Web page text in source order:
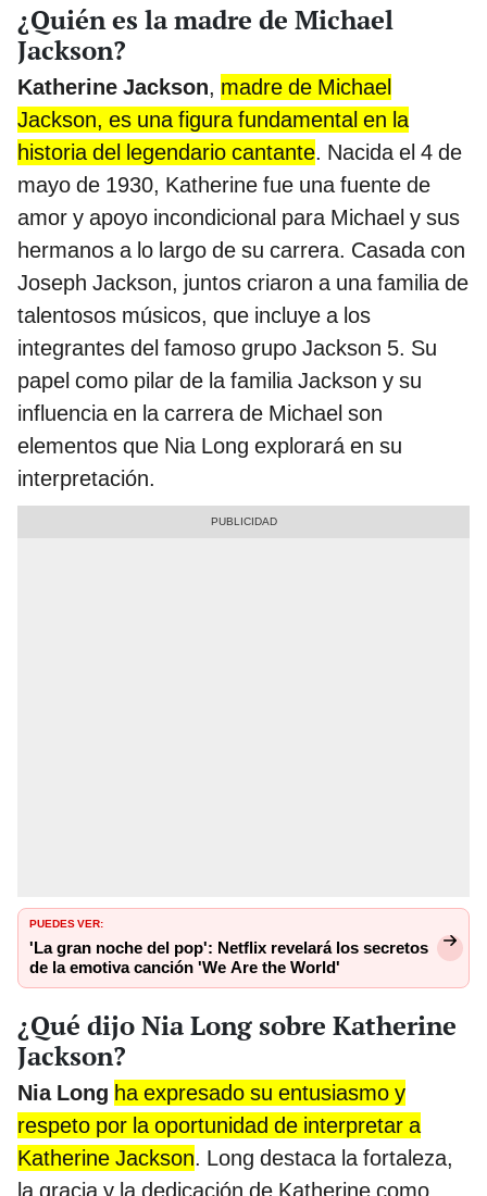
¿Quién es la madre de Michael
Jackson?
Katherine Jackson, madre de Michael
Jackson, es una figura fundamental en la
historia del legendario cantante. Nacida el 4 de
mayo de 1930, Katherine fue una fuente de
amor y apoyo incondicional para Michael y sus
hermanos a lo largo de su carrera. Casada con
Joseph Jackson, juntos criaron a una familia de
talentosos músicos, que incluye a los
integrantes del famoso grupo Jackson 5. Su
papel como pilar de la familia Jackson y su
influencia en la carrera de Michael son
elementos que Nia Long explorará en su
interpretación.
PUEDES VER:
'La gran noche del pop': Netflix revelará los secretos
de la emotiva canción 'We Are the World'
¿Qué dijo Nia Long sobre Katherine
Jackson?
Nia Long ha expresado su entusiasmo y
respeto por la oportunidad de interpretar a
Katherine Jackson. Long destaca la fortaleza,
la gracia y la dedicación de Katherine como